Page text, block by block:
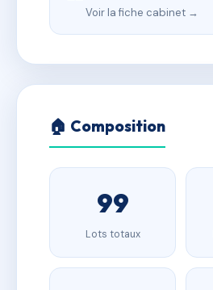
Voir la fiche cabinet →
🏠 Composition
99
Lots totaux